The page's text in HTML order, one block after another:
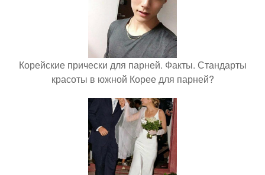
Корейские прически для парней. Факты. Стандарты
красоты в южной Корее для парней?